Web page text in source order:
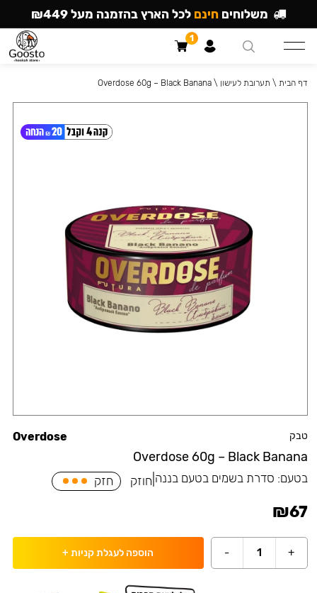
טבק
Overdose 60g – Black Banana
Overdose
בטעם: סדרת בשמים בטעם בננה חוזק חזק
₪67
+
1
- הוספה לעגלת קניות +
דף הבית \ תערובת לעישון \
Overdose 60g – Black Banana
משלוחים חינם לכל הארץ בהזמנה מעל ₪449
1